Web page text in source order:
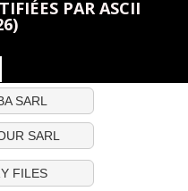
PAR ASCII
SARL
SARL
FILES